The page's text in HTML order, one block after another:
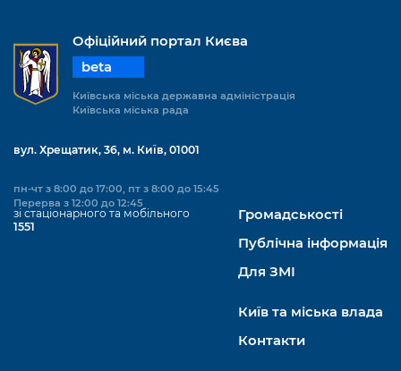
Офіційний портал Києва
beta
Київська міська державна адміністрація
Київська міська рада
вул. Хрещатик, 36, м. Київ, 01001
пн-чт з 8:00 до 17:00, пт з 8:00 до 15:45
Перерва з 12:00 до 12:45
зі стаціонарного та мобільного
1551
Громадськості
Публічна інформація
Для ЗМІ
Київ та міська влада
Контакти